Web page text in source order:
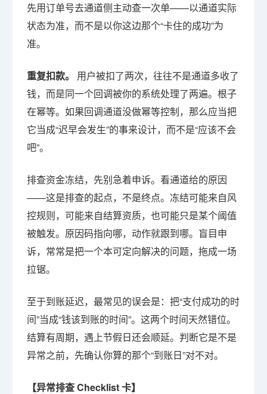
先用订单号去通道侧主动查一次单——以通道实际
状态为准，而不是以你这边那个“卡住的成功”为
准。
重复扣款。
用户被扣了两次，往往不是通道多收了
钱，而是同一个回调被你的系统处理了两遍。根子
在幂等。如果回调通道没做幂等控制，那么应当把
它当成“迟早会发生”的事来设计，而不是“应该不会
吧”。
排查资金冻结，先别急着申诉。看通道给的原因
——这是排查的起点，不是终点。冻结可能来自风
控规则，可能来自结算资质，也可能只是某个阈值
被触发。原因码指向哪，动作就跟到哪。盲目申
诉，常常是把一个本可定向解决的问题，拖成一场
拉锯。
至于到账延迟，最常见的误会是：把“支付成功的时
间”当成“钱该到账的时间”。这两个时间天然错位。
结算有周期，遇上节假日还会顺延。判断它是不是
异常之前，先确认你算的那个“到账日”对不对。
【异常排查 Checklist 卡】